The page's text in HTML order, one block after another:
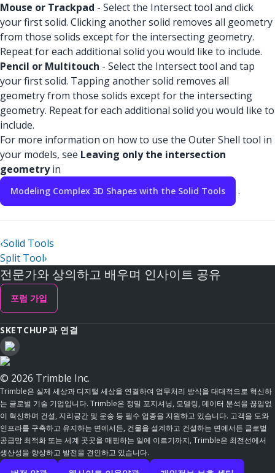
Mouse or Trackpad - Select the Intersect tool and click
your first solid. Clicking another solid removes all geometry
from those solids except for the intersecting geometry.
Repeat for each additional solid you would like to include.
Pencil or Multitouch - Select the Intersect tool and tap
your first solid. Tapping another solid removes all
geometry from those solids except for the intersecting
geometry. Repeat for each additional solid you would like to
include.
For more information on how to use the Outer Shell tool in
your models, see Leaving only the intersection
geometryin
Modeling Complex 3D Shapes with the Solid Tools .
‹Solid Tools
Split Tool›
전문가와 상의하고 배우며 인사이트 공유
포럼 가입
SKETCHUP과 연결
© 2026 Trimble Inc.
Trimble은 실제 세상과 디지털 세상을 연결하여 업무처리 방식을 대대적으로 혁신하
는 글로벌 기술 기업입니다. Trimble은 정밀 포지셔닝, 모델링, 데이터 분석을 끊임없
이 혁신하며 건설, 지리공간 및 운송 등 필수 업종을 지원하고 있습니다. 고객을 도와
인프라를 구축하고 유지하는 면에서든, 건물을 설계하고 건설하는 면에서든 글로벌
공급망 최적화 또는 세계 곳곳을 매핑하는 일에 이르기까지, Trimble은 최전선에서
생산성을 향상하고 발전을 견인하고 있습니다.